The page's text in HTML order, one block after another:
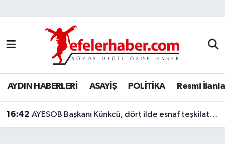
AYDIN HABERLERİ ASAYİŞ POLİTİKA Resmi
16:42 AYESOB Başkanı Künkcü, dört ilde esnaf teşkilatlarıyla buluştu
Nöbetçi Eczaneler
Hava Durumu
Aydin Namaz Vakitleri
Trafik Durumu